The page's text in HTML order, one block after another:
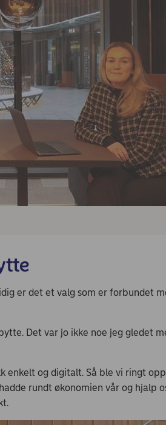
er det et valg som er forbundet
Det var jo ikke noe jeg gledet
enkelt og digitalt. Så ble vi ringt
rundt økonomien vår og hjalp